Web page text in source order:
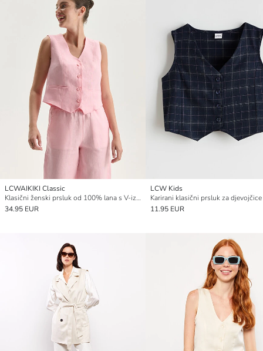
LCWAIKIKI Classic
Klasični ženski prsluk od 100% lana s V-izrezom
34.95 EUR
LCW Kids
Karirani klasični prsluk za djevojčice
11.95 EUR